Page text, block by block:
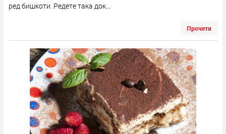
ред бишкоти. Редете така док...
Прочети